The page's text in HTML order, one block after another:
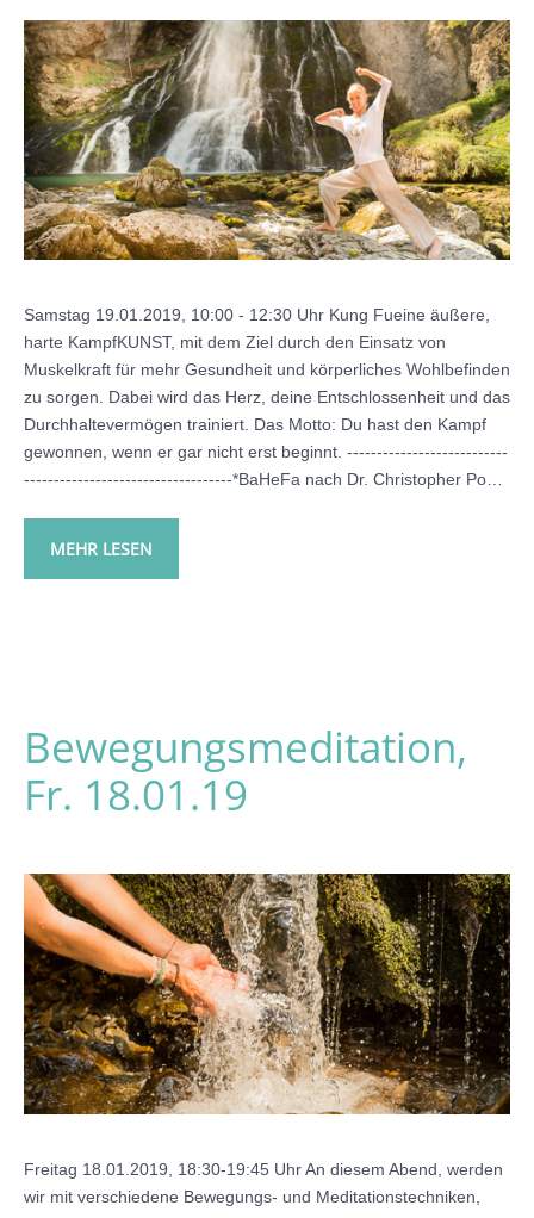
Samstag 19.01.2019, 10:00 - 12:30 Uhr Kung Fueine äußere,
harte KampfKUNST, mit dem Ziel durch den Einsatz von
Muskelkraft für mehr Gesundheit und körperliches Wohlbefinden
zu sorgen. Dabei wird das Herz, deine Entschlossenheit und das
Durchhaltevermögen trainiert. Das Motto: Du hast den Kampf
gewonnen, wenn er gar nicht erst beginnt. ---------------------------
-----------------------------------*BaHeFa nach Dr. Christopher Po…
MEHR LESEN
Bewegungsmeditation,
Fr. 18.01.19
Freitag 18.01.2019, 18:30-19:45 Uhr An diesem Abend, werden
wir mit verschiedene Bewegungs- und Meditationstechniken,